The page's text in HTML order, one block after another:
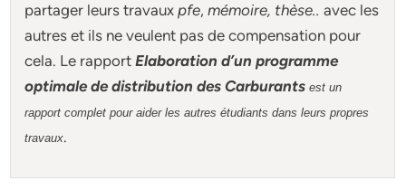
partager leurs travauxpfe,mémoire, thèse.. avec les
autres et ils ne veulent pas de compensation pour
cela. Le rapportElaboration d’un programme
optimale de distribution des Carburants est un
rapport complet pour aider les autres étudiants dans leurs propres
travaux.